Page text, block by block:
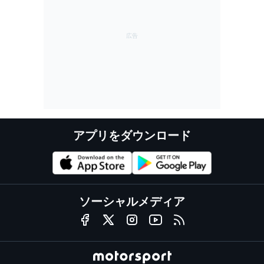
アプリをダウンロード
ソーシャルメディア